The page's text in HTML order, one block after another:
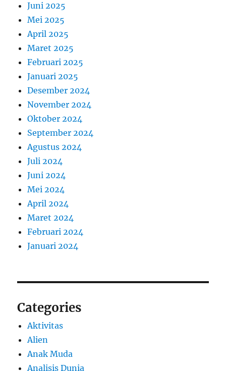
Juni 2025
Mei 2025
April 2025
Maret 2025
Februari 2025
Januari 2025
Desember 2024
November 2024
Oktober 2024
September 2024
Agustus 2024
Juli 2024
Juni 2024
Mei 2024
April 2024
Maret 2024
Februari 2024
Januari 2024
Categories
Aktivitas
Alien
Anak Muda
Analisis Dunia